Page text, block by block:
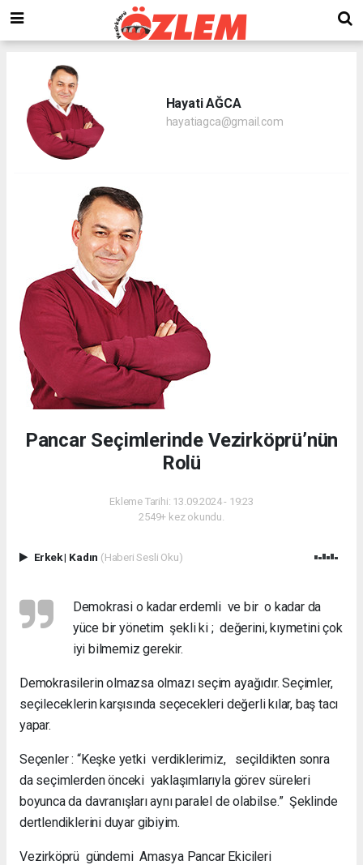
Hayati AĞCA
hayatiagca@gmail.com
Pancar Seçimlerinde Vezirköprü’nün
Rolü
Ekleme Tarihi: 13.09.2024 - 19:23
2549+ kez okundu.
Erkek| Kadın (Haberi Sesli Oku)
Demokrasi o kadar erdemli ve bir o kadar da
yüce bir yönetim şekli ki ; değerini, kıymetini çok
iyi bilmemiz gerekir.
Demokrasilerin olmazsa olmazı seçim ayağıdır. Seçimler,
seçileceklerin karşısında seçecekleri değerli kılar, baş tacı
yapar.
Seçenler : “Keşke yetki verdiklerimiz, seçildikten sonra
da seçimlerden önceki yaklaşımlarıyla görev süreleri
boyunca da davranışları aynı paralel de olabilse.” Şeklinde
dertlendiklerini duyar gibiyim.
Vezirköprü gündemi Amasya Pancar Ekicileri